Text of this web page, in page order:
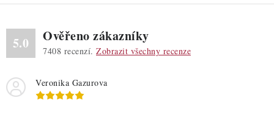
v
ý
i
s
u
5.0 Ověřeno zákazníky
7408 recenzí. Zobrazit všechny recenze
Veronika Gazurova